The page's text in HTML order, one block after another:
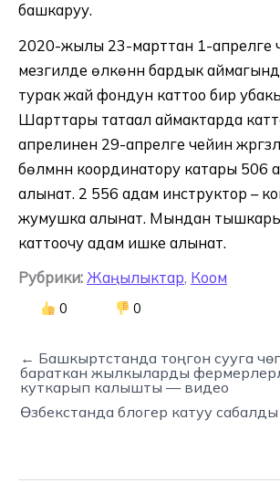
башкаруу.
2020-жылы 23-марттан 1-апрелге
мезгилде өлкөнүн бардык
турак жай фондун каттоо бир
Шарттары татаал аймактарда
апрелинен 29-апрелге чейин
бөлүмүнүн координатору катары
алынат. 2 556 адам инструктор –
жумушка алынат. Мындан
каттоочу адам ишке алынат.
Рубрики: Жаңылыктар, Коом
0 0
← Башкыртстанда тоңгон сууга
бараткан жылкыларды
куткарып калышты — видео
Өзбекстанда блогер катуу